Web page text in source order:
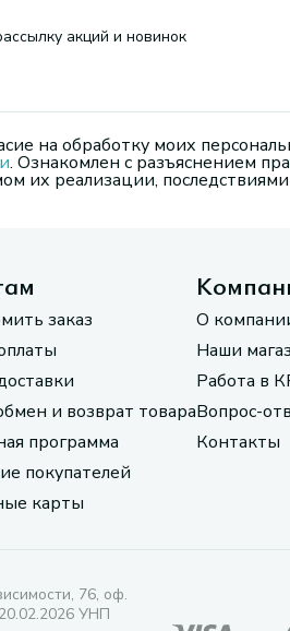
акций и новинок
на обработку моих
. Ознакомлен с разъяснением
их реализации, последствиями
заказ
и возврат товара
программа
покупателей
карты
О
Наши
Работа в
Вопрос-
Контакты
76, оф.
УНП